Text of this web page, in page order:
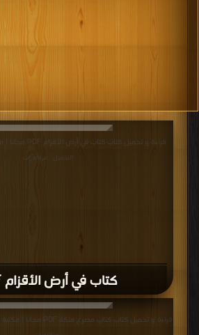
كتاب في أرض الأقزام PDF
قراءة و تحميل كتاب كتاب في أرض الأقزام PDF مجانا | مكتبة >
التحميل : مرة/مرات
قراءة و تحميل كتاب كتاب مصرع ملكة PDF مجانا | مكتبة >